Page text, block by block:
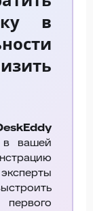
в
в вашей